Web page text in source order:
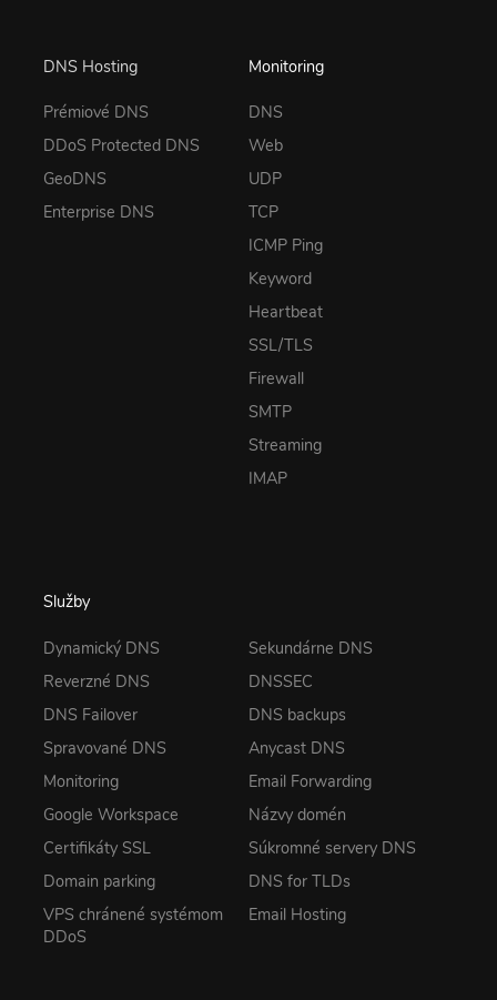
DNS Hosting
Prémiové DNS
DDoS Protected DNS
GeoDNS
Enterprise DNS
Monitoring
DNS
Web
UDP
TCP
ICMP Ping
Keyword
Heartbeat
SSL/TLS
Firewall
SMTP
Streaming
IMAP
Služby
Dynamický DNS
Reverzné DNS
DNS Failover
Spravované DNS
Monitoring
Google Workspace
Certifikáty SSL
Domain parking
VPS chránené systémom
DDoS
Sekundárne DNS
DNSSEC
DNS backups
Anycast DNS
Email Forwarding
Názvy domén
Súkromné servery DNS
DNS for TLDs
Email Hosting